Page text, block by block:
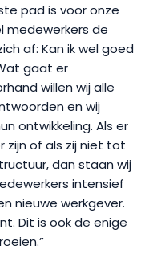
pad is voor onze
medewerkers de
af: Kan ik wel goed
gaat er
willen wij alle
en wij
ontwikkeling. Als er
zijn of als zij niet tot
dan staan wij
intensief
nieuwe werkgever.
Dit is ook de enige